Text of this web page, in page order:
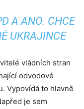
A ANO. CHCE
UKRAJINCE
vládních stran
odvodové
Vypovídá to hlavně
je sem